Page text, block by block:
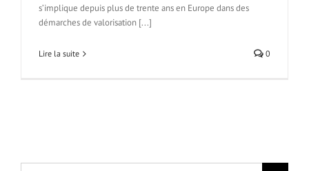
s’implique depuis plus de trente ans en Europe dans des
démarches de valorisation [...]
Lire la suite 0